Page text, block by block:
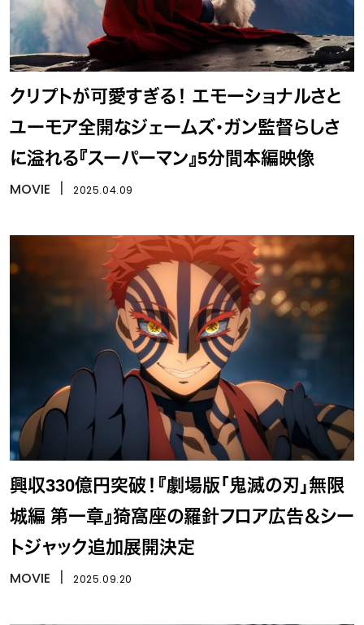
クリプトが可愛すぎる！ エモーショナルさと
ユーモア全開なジェームズ・ガン監督らしさ
に溢れる『スーパーマン』5分間本編映像
MOVIE 2025.04.09
興収330億円突破！『劇場版「鬼滅の刃」無限
城編 第一章』猗窩座の羅針フロア広告＆シー
トジャック追加展開決定
MOVIE 2025.09.20